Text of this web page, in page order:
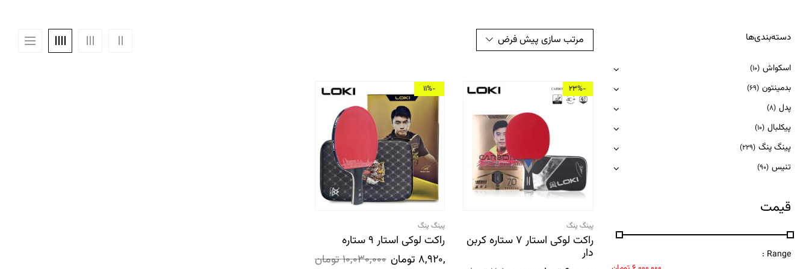
دسته‌بندی‌ها
اسکواش (10)
بدمینتون (69)
پدل (8)
پیکلبال (10)
پینگ پنگ (229)
تنیس (90)
قیمت
Range :
مرتب سازی پیش فرض
-23%
پینگ پنگ
راکت لوکی استار 7 ستاره کربن
دار
-11%
پینگ پنگ
راکت لوکی استار 9 ستاره
10,030,000تومان 8,920,000 تومان